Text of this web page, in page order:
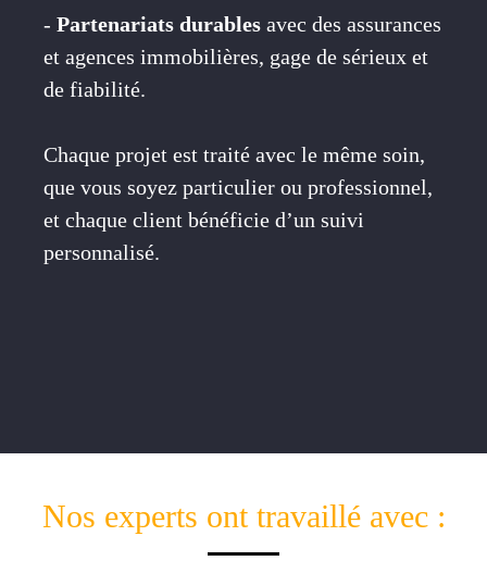
- Partenariats durables avec des assurances
et agences immobilières, gage de sérieux et
de fiabilité.
Chaque projet est traité avec le même soin,
que vous soyez particulier ou professionnel,
et chaque client bénéficie d’un suivi
personnalisé.
Nos experts ont travaillé avec :